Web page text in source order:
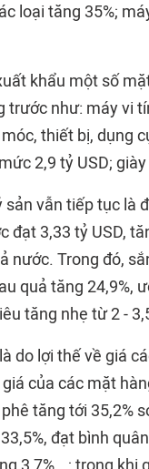
loại tăng 35%;
khẩu một số
trước như: máy vi
thiết bị, dụng
2,9 tỷ USD;
sản vẫn tiếp tục là
đạt 3,33 tỷ USD,
nước. Trong đó,
quả tăng 24,9%,
tăng nhẹ từ 2 -
do lợi thế về giá
của các mặt
tăng tới 35,2%
đạt bình
3,7%...; trong